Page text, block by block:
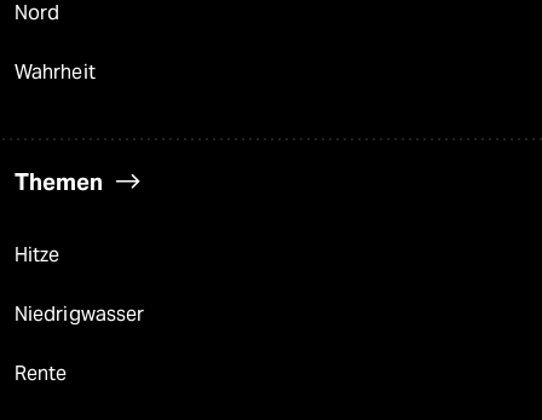
Nord
Wahrheit
Themen
Hitze
Niedrigwasser
Rente